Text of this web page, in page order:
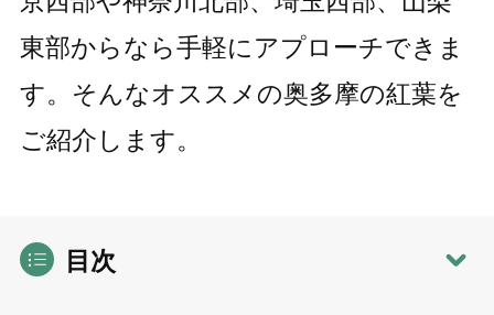
東部からなら手軽にアプローチできま
す。そんなオススメの奥多摩の紅葉を
ご紹介します。
目次